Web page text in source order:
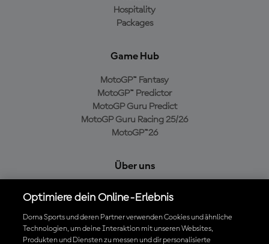
Hospitality
Packages
Game Hub
MotoGP™ Fantasy
MotoGP™ Predictor
MotoGP Guru Predict
MotoGP Guru Racing 25/26
MotoGP™26
Über uns
Cookie-Richtlinien
Geschäftsbedingungen
Datenschutzrichtlinien
Optimiere dein Online-Erlebnis
Dorna Sports und deren Partner verwenden Cookies und ähnliche
Technologien, um deine Interaktion mit unseren Websites,
Produkten und Diensten zu messen und dir personalisierte